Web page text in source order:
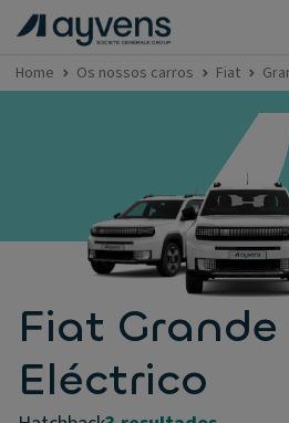
Home Os nossos carros Fiat
Fiat
Eléctrico